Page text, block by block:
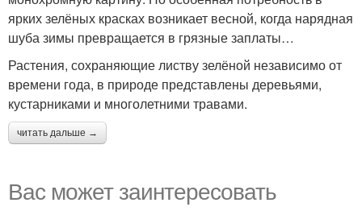
ярких зелёных красках возникает весной, когда нарядная
шуба зимы превращается в грязные заплаты…
Растения, сохраняющие листву зелёной независимо от
времени года, в природе представлены деревьями,
кустарниками и многолетними травами.
читать дальше →
Вас может заинтересовать